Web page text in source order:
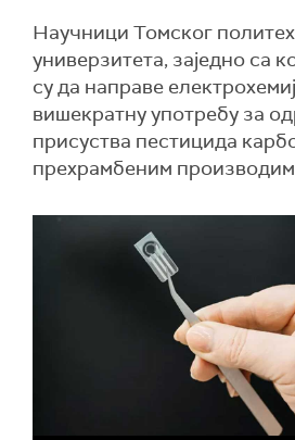
Научници Томског
универзитета, заједно са
су да направе
вишекратну употребу за
присуства пестицида
прехрамбеним